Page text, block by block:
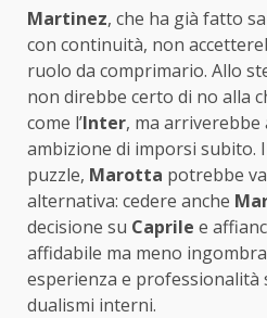
Martinez, che ha già fatto
con continuità, non
ruolo da comprimario. Allo
non direbbe certo di no alla
come l’Inter, ma arriverebbe
ambizione di imporsi subito.
puzzle, Marotta potrebbe
alternativa: cedere anche
decisione su Caprile e
affidabile ma meno
esperienza e professionalità
dualismi interni.